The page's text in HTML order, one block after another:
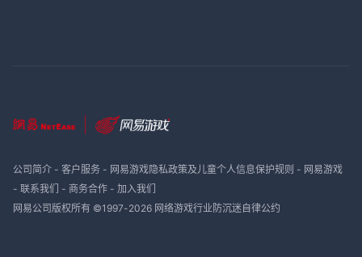
公司简介- 客户服务- 网易游戏隐私政策及儿童个人信息保护规则 - 网易游戏
- 联系我们 - 商务合作- 加入我们
网易公司版权所有 ©1997-2026 网络游戏行业防沉迷自律公约